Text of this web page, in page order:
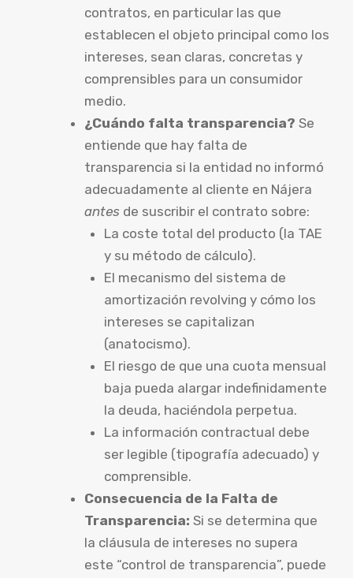
contratos, en particular las que
establecen el objeto principal como los
intereses, sean claras, concretas y
comprensibles para un consumidor
medio.
¿Cuándo falta transparencia? Se
entiende que hay falta de
transparencia si la entidad no informó
adecuadamente al cliente en Nájera
antes de suscribir el contrato sobre:
La coste total del producto (la TAE
y su método de cálculo).
El mecanismo del sistema de
amortización revolving y cómo los
intereses se capitalizan
(anatocismo).
El riesgo de que una cuota mensual
baja pueda alargar indefinidamente
la deuda, haciéndola perpetua.
La información contractual debe
ser legible (tipografía adecuado) y
comprensible.
Consecuencia de la Falta de
Transparencia: Si se determina que
la cláusula de intereses no supera
este “control de transparencia”, puede